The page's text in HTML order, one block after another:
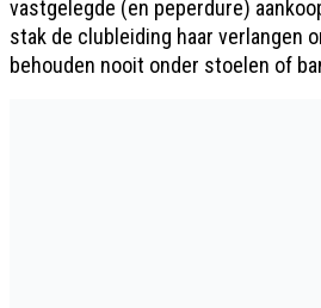
vastgelegde (en peperdure)
stak de clubleiding haar verlangen
behouden nooit onder stoelen of